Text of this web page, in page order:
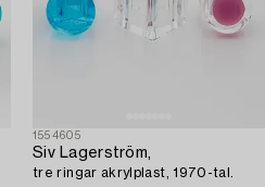
1554605
Siv Lagerström,
tre ringar akrylplast, 1970-tal.